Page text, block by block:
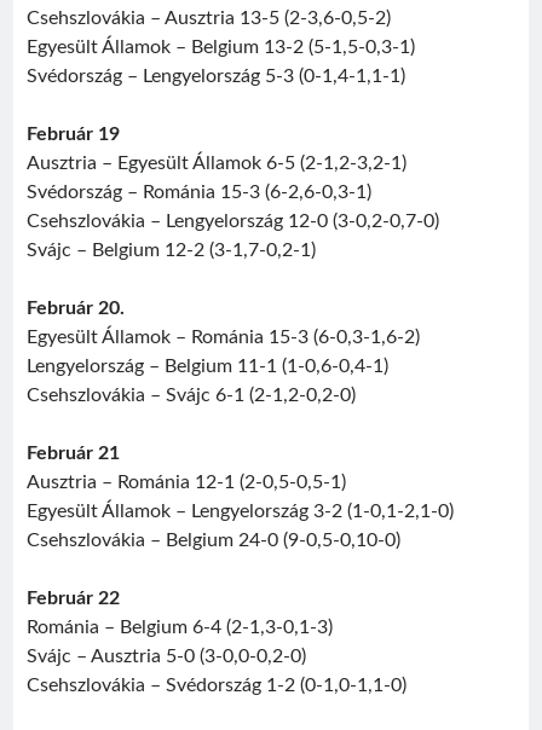
Román válogatott 2007
Csehszlovákia – Ausztria 13-5 (2-3,6-0,5-2)
Egyesült Államok – Belgium 13-2 (5-1,5-0,3-1)
Svédország – Lengyelország 5-3 (0-1,4-1,1-1)
Február 19
Ausztria – Egyesült Államok 6-5 (2-1,2-3,2-1)
Svédország – Románia 15-3 (6-2,6-0,3-1)
Csehszlovákia – Lengyelország 12-0 (3-0,2-0,7-0)
Svájc – Belgium 12-2 (3-1,7-0,2-1)
Február 20.
Egyesült Államok – Románia 15-3 (6-0,3-1,6-2)
Lengyelország – Belgium 11-1 (1-0,6-0,4-1)
Csehszlovákia – Svájc 6-1 (2-1,2-0,2-0)
Február 21
Ausztria – Románia 12-1 (2-0,5-0,5-1)
Egyesült Államok – Lengyelország 3-2 (1-0,1-2,1-0)
Csehszlovákia – Belgium 24-0 (9-0,5-0,10-0)
Február 22
Románia – Belgium 6-4 (2-1,3-0,1-3)
Svájc – Ausztria 5-0 (3-0,0-0,2-0)
Csehszlovákia – Svédország 1-2 (0-1,0-1,1-0)